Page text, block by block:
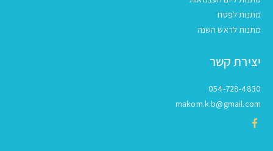
מתנות לפסח
מתנות לראש השנה
יצירת קשר
054-728-4830
makom.k.b@gmail.com